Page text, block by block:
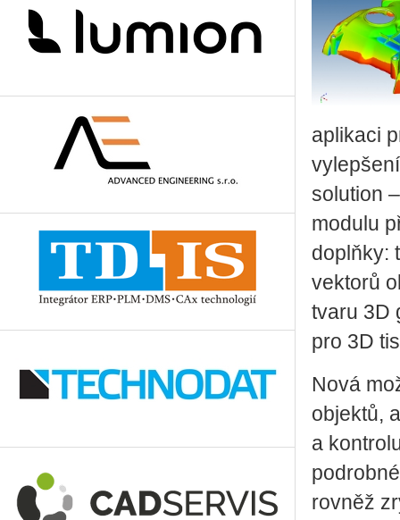
aplikaci
solution
modulu
doplňky:
vektorů
tvaru 3D
pro 3D
Nová
objektů,
a
rovněž